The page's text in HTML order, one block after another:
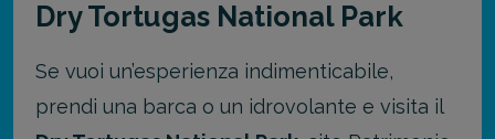
Dry Tortugas National Park
Se vuoi un’esperienza indimenticabile,
prendi una barca o un idrovolante e visita il